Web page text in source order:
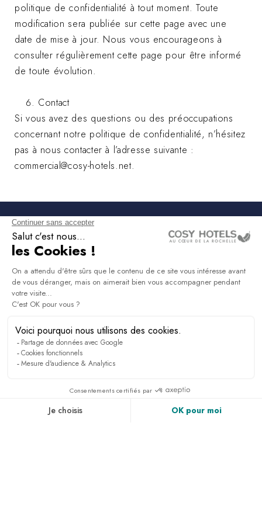
politique de confidentialité à tout moment. Toute
modification sera publiée sur cette page avec une
date de mise à jour. Nous vous encourageons à
consulter régulièrement cette page pour être informé
de toute évolution.
Contact
Si vous avez des questions ou des préoccupations
concernant notre politique de confidentialité, n’hésitez
pas à nous contacter à l’adresse suivante :
commercial@cosy-hotels.net.
NEWSLETTER
Inscrivez vous pour recevoir toutes les infos, avoir
accès à des exclusivités et bien plus encore.